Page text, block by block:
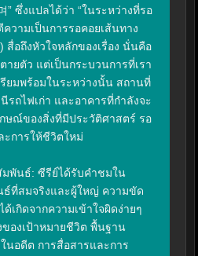
” ซึ่งแปลได้ว่า “ในระหว่างที่รอ
ความเป็นการรอคอยเส้นทาง
สื่อถึงหัวใจหลักของเรื่อง นั่นคือ
ายตัว แต่เป็นกระบวนการที่เรา
ยมพร้อมในระหว่างนั้น สถานที่
รถไฟเก่า และอาคารที่กำลังจะ
ณ์ของสิ่งที่มีประวัติศาสตร์ รอ
ะการให้ชีวิตใหม่
มพันธ์: ซีรีย์ได้รับคำชมใน
ที่สมจริงและผู้ใหญ่ ความขัด
เกิดจากความเข้าใจผิดง่ายๆ
องเป้าหมายชีวิต พื้นฐาน
นอดีต การสื่อสารและการ